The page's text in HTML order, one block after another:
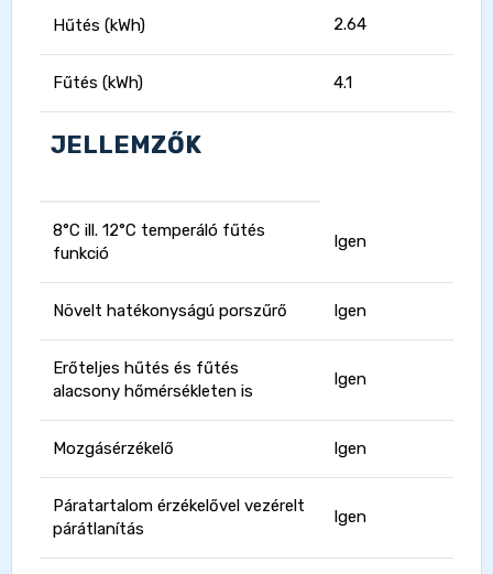
Hűtés (kWh) 2.64
Fűtés (kWh) 4.1
JELLEMZŐK
8°C ill. 12°C temperáló fűtés
funkció
Igen
Növelt hatékonyságú porszűrő Igen
Erőteljes hűtés és fűtés
alacsony hőmérsékleten is
Igen
Mozgásérzékelő Igen
Páratartalom érzékelővel vezérelt
párátlanítás
Igen